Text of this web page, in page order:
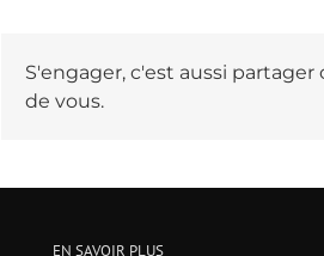
S'engager, c'est aussi
de vous.
EN SAVOIR PLUS